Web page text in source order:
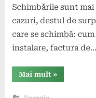
Schimbările sunt
cazuri, destul de
care se schimbă:
instalare, factura de…
Mai mult“Cum
se
»